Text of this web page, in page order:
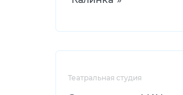
Театральная студия